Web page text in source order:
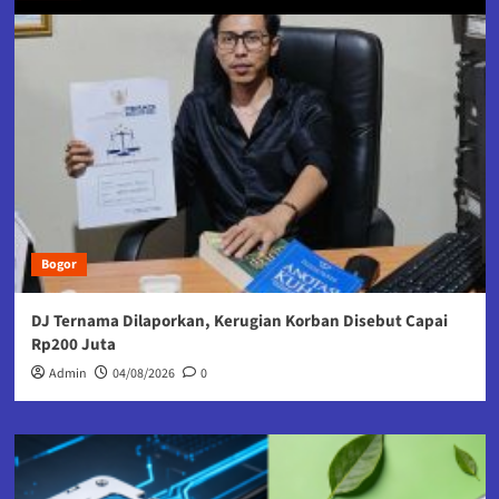
Bogor
DJ Ternama Dilaporkan, Kerugian Korban Disebut Capai
Rp200 Juta
Admin 04/08/2026 0